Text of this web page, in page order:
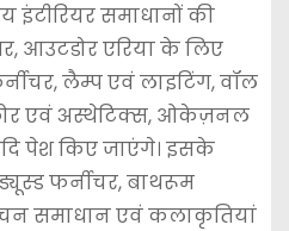
इंटीरियर समाधानों की
आउटडोर एरिया के लिए
लैम्प एवं लाइटिंग, वॉल
एवं अस्थेटिक्स, ओकेज़नल
पेश किए जाएंगे। इसके
फर्नीचर, बाथरूम
समाधान एवं कलाकृतियां